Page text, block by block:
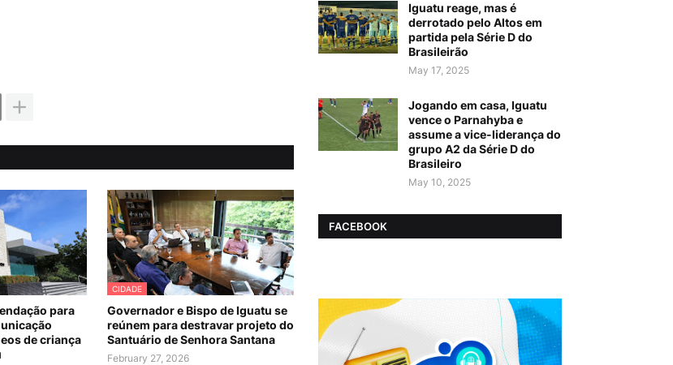
para
de criança
CIDADE
Governador e Bispo de Iguatu se
reúnem para destravar projeto do
Santuário de Senhora Santana
February 27, 2026
Iguatu reage, mas é
derrotado pelo Altos em
partida pela Série D do
Brasileirão
May 17, 2025
Jogando em casa, Iguatu
vence o Parnahyba e
assume a vice-liderança do
grupo A2 da Série D do
Brasileiro
May 10, 2025
FACEBOOK